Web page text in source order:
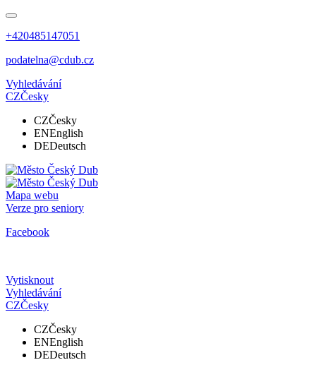
+420485147051
podatelna@cdub.cz
Vyhledávání
CZČesky
CZČesky
ENEnglish
DEDeutsch
Mapa webu
Verze pro seniory
Facebook
Vytisknout
Vyhledávání
CZČesky
CZČesky
ENEnglish
DEDeutsch